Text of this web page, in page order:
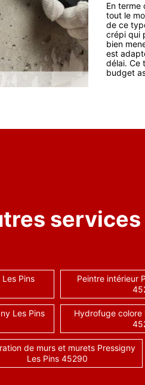
En terme
tout le
de ce
crépi qui
bien
est
délai. Ce
budget
services
Pins
Peintre intérieur
Les Pins
Hydrofuge colore
de murs et murets Pressigny
Les Pins 45290